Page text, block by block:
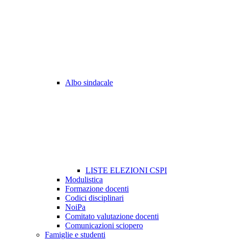
Albo sindacale
LISTE ELEZIONI CSPI
Modulistica
Formazione docenti
Codici disciplinari
NoiPa
Comitato valutazione docenti
Comunicazioni sciopero
Famiglie e studenti